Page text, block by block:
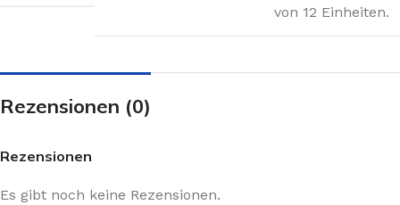
von 12 Einheiten.
Rezensionen (0)
Rezensionen
Es gibt noch keine Rezensionen.